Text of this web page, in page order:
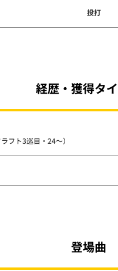
投打
経歴・獲得タ
フト3巡目・24～）
登場曲